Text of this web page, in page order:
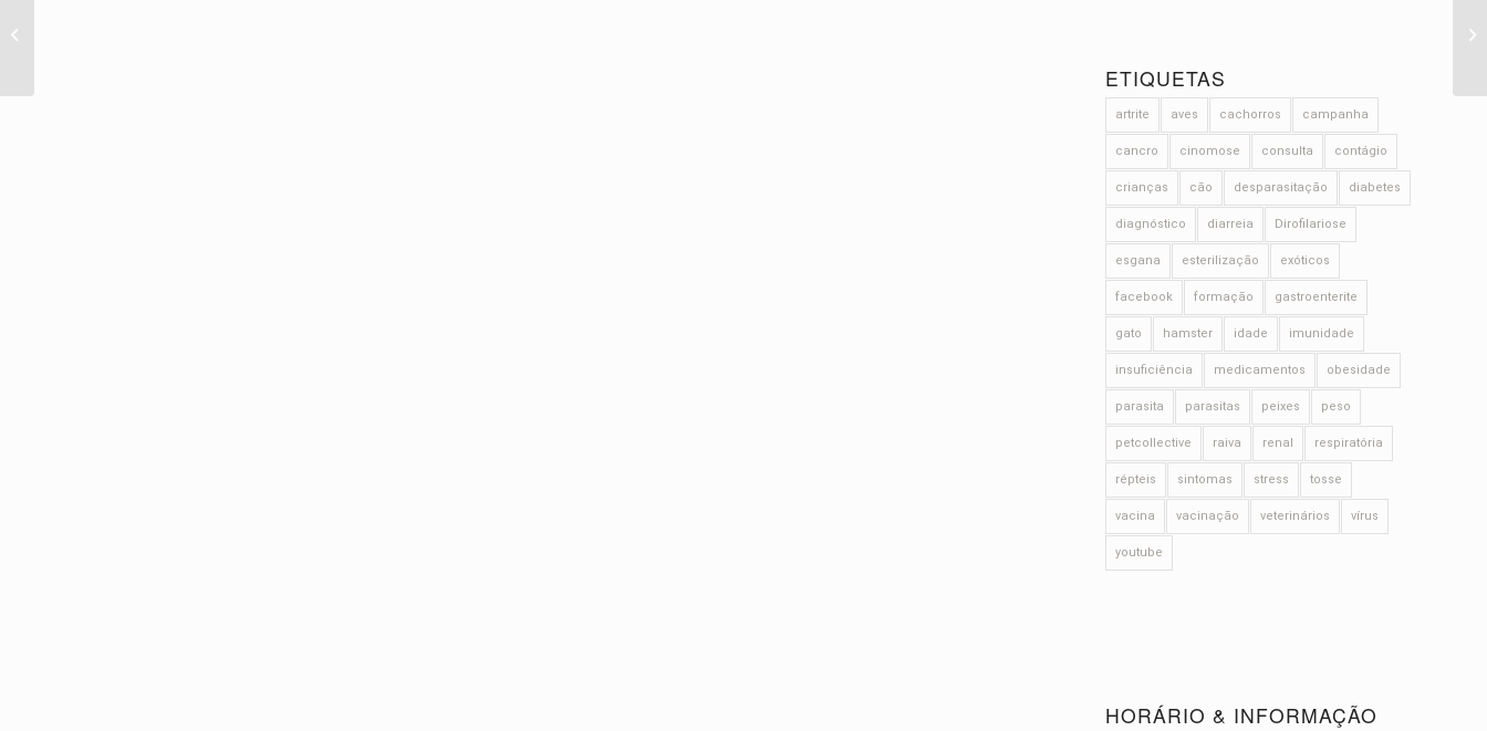
ETIQUETAS
artrite aves cachorros campanha
cancro cinomose consulta contágio
crianças cão desparasitação diabetes
diagnóstico diarreia Dirofilariose
esgana esterilização exóticos
facebook formação gastroenterite
gato hamster idade imunidade
insuficiência medicamentos obesidade
parasita parasitas peixes peso
petcollective raiva renal respiratória
répteis sintomas stress tosse
vacina vacinação veterinários vírus
youtube
HORÁRIO & INFORMAÇÃO